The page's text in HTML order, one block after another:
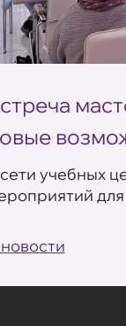
учебных